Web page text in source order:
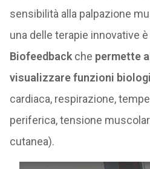
sensibilità alla palpazione
una delle terapie innovative
Biofeedback che permette
visualizzare funzioni
cardiaca, respirazione,
periferica, tensione
cutanea).